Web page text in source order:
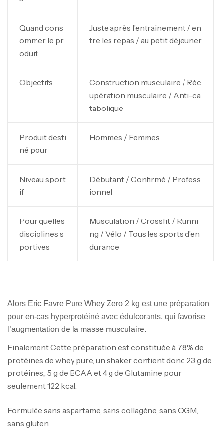
Quand cons
ommer le pr
oduit
Juste après l’entrainement / en
tre les repas / au petit déjeuner
Objectifs
Construction musculaire / Réc
upération musculaire / Anti-ca
tabolique
Produit desti
né pour
Hommes / Femmes
Niveau sport
if
Débutant / Confirmé / Profess
ionnel
Pour quelles
disciplines s
portives
Musculation / Crossfit / Runni
ng / Vélo / Tous les sports d’en
durance
Alors Eric Favre Pure Whey Zero 2 kg est une préparation
pour en-cas hyperprotéiné avec édulcorants, qui favorise
l’augmentation de la masse musculaire.
Finalement Cette préparation est constituée à 78% de
protéines de whey pure, un shaker contient donc 23 g de
protéines,, 5 g de BCAA et 4 g de Glutamine pour
seulement 122 kcal.
Formulée sans aspartame, sans collagène, sans OGM,
sans gluten.